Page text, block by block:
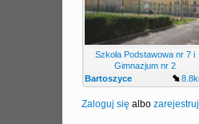
Szkoła Podstawowa nr 7 i
Gimnazjum nr 2
Bartoszyce
Zaloguj się albo zarejestruj